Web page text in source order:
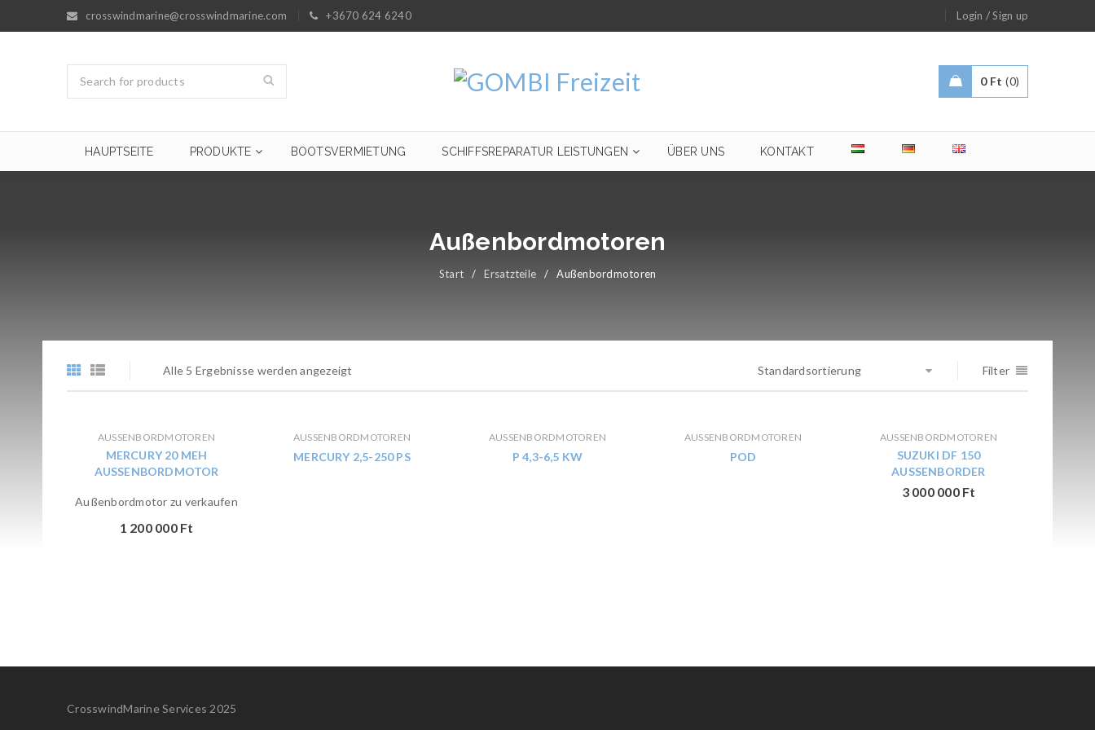
crosswindmarine@crosswindmarine.com +3670 624 6240 Login /Sign up
0 Ft 0
HAUPTSEITE PRODUKTE BOOTSVERMIETUNG SCHIFFSREPARATUR LEISTUNGEN ÜBER UNS KONTAKT
Außenbordmotoren
Start / Ersatzteile / Außenbordmotoren
Alle 5 Ergebnisse werden angezeigt Filter
Standardsortierung
AUSSENBORDMOTOREN
MERCURY 20 MEH
AUSSENBORDMOTOR
Außenbordmotor zu verkaufen
1 200 000 Ft
AUSSENBORDMOTOREN
MERCURY 2,5-250 PS
AUSSENBORDMOTOREN
P 4,3-6,5 KW
AUSSENBORDMOTOREN
POD
AUSSENBORDMOTOREN
SUZUKI DF 150
AUSSENBORDER
3 000 000 Ft
CrosswindMarine Services 2025